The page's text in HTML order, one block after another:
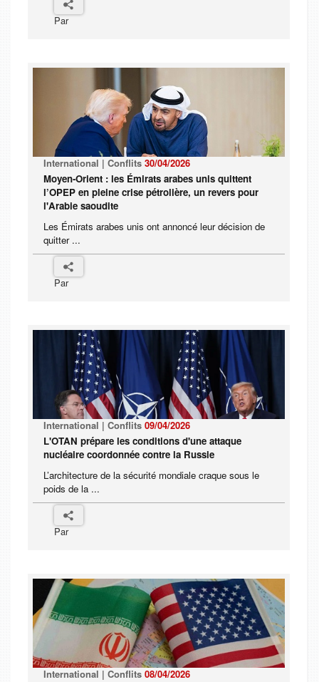
Par
International | Conflits 30/04/2026
Moyen-Orient : les Émirats arabes unis quittent
l’OPEP en pleine crise pétrolière, un revers pour
l'Arabie saoudite
Les Émirats arabes unis ont annoncé leur décision de
quitter ...
Par
International | Conflits 09/04/2026
L'OTAN prépare les conditions d'une attaque
nucléaire coordonnée contre la Russie
L’architecture de la sécurité mondiale craque sous le
poids de la ...
Par
International | Conflits 08/04/2026